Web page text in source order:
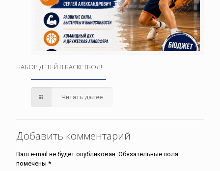
НАБОР ДЕТЕЙ В БАСКЕТБОЛ!
Читать далее
Добавить комментарий
Ваш e-mail не будет опубликован. Обязательные поля
помечены *